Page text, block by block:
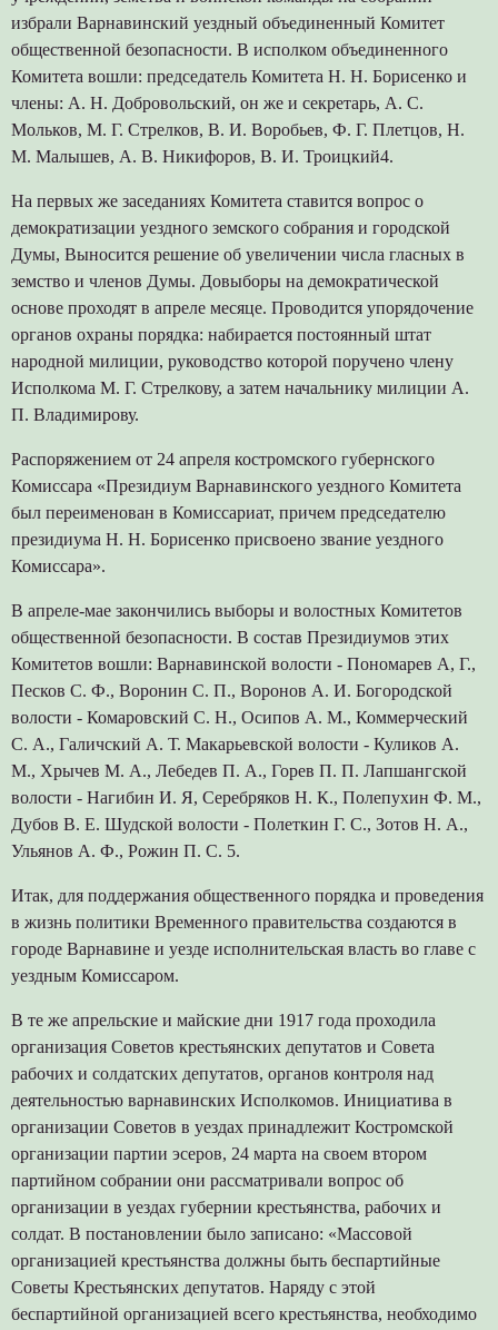
избрали Варнавинский уездный объединенный Комитет
общественной безопасности. В исполком объединенного
Комитета вошли: председатель Комитета Н. Н. Борисенко и
члены: А. Н. Добровольский, он же и секретарь, А. С.
Мольков, М. Г. Стрелков, В. И. Воробьев, Ф. Г. Плетцов, Н.
М. Малышев, А. В. Никифоров, В. И. Троицкий4.
На первых же заседаниях Комитета ставится вопрос о
демократизации уездного земского собрания и городской
Думы, Выносится решение об увеличении числа гласных в
земство и членов Думы. Довыборы на демократической
основе проходят в апреле месяце. Проводится упорядочение
органов охраны порядка: набирается постоянный штат
народной милиции, руководство которой поручено члену
Исполкома М. Г. Стрелкову, а затем начальнику милиции А.
П. Владимирову.
Распоряжением от 24 апреля костромского губернского
Комиссара «Президиум Варнавинского уездного Комитета
был переименован в Комиссариат, причем председателю
президиума Н. Н. Борисенко присвоено звание уездного
Комиссара».
В апреле-мае закончились выборы и волостных Комитетов
общественной безопасности. В состав Президиумов этих
Комитетов вошли: Варнавинской волости - Пономарев А, Г.,
Песков С. Ф., Воронин С. П., Воронов А. И. Богородской
волости - Комаровский С. Н., Осипов А. М., Коммерческий
С. А., Галичский А. Т. Макарьевской волости - Куликов А.
М., Хрычев М. А., Лебедев П. А., Горев П. П. Лапшангской
волости - Нагибин И. Я, Серебряков Н. К., Полепухин Ф. М.,
Дубов В. Е. Шудской волости - Полеткин Г. С., Зотов Н. А.,
Ульянов А. Ф., Рожин П. С. 5.
Итак, для поддержания общественного порядка и проведения
в жизнь политики Временного правительства создаются в
городе Варнавине и уезде исполнительская власть во главе с
уездным Комиссаром.
В те же апрельские и майские дни 1917 года проходила
организация Советов крестьянских депутатов и Совета
рабочих и солдатских депутатов, органов контроля над
деятельностью варнавинских Исполкомов. Инициатива в
организации Советов в уездах принадлежит Костромской
организации партии эсеров, 24 марта на своем втором
партийном собрании они рассматривали вопрос об
организации в уездах губернии крестьянства, рабочих и
солдат. В постановлении было записано: «Массовой
организацией крестьянства должны быть беспартийные
Советы Крестьянских депутатов. Наряду с этой
беспартийной организацией всего крестьянства, необходимо